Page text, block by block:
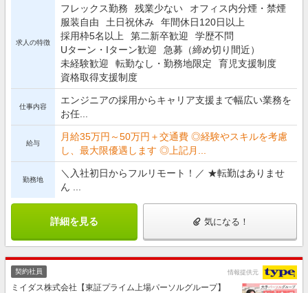
求人の特徴
フレックス勤務 残業少ない
オフィス内分煙・禁煙
服装自由
土日祝休み
年間休日120日以上
採用枠5名以上
第二新卒歓迎
学歴不問
Uターン・Iターン歓迎
急募（締め切り間近）
未経験歓迎
転勤なし・勤務地限定
育児支援制度
資格取得支援制度
仕事内容
エンジニアの採用からキャリア支援まで幅広い業務を
お任...
給与
月給35万円～50万円＋交通費 ◎経験やスキルを考慮
し、最大限優遇します ◎上記月...
勤務地
＼入社初日からフルリモート！／ ★転勤はありませ
ん ...
詳細を見る 気になる！
契約社員 情報提供元
ミイダス株式会社【東証プライム上場パーソルグループ】